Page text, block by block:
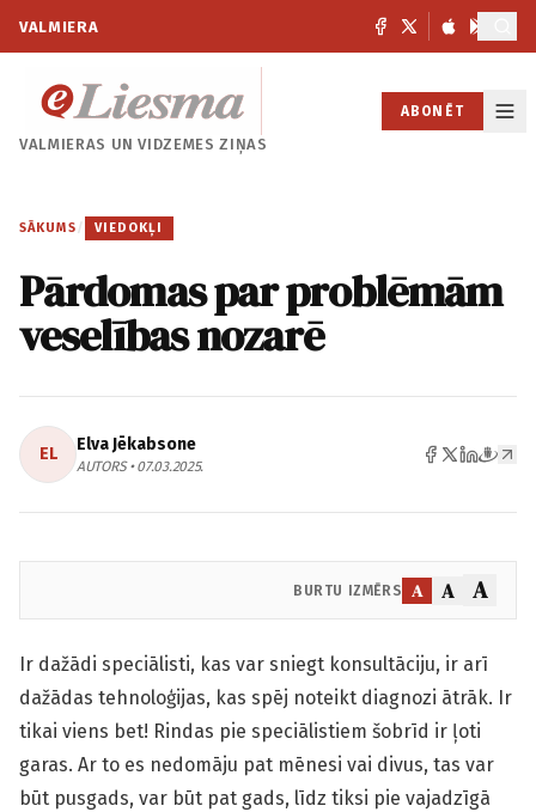
VALMIERA
VALMIERAS UNVIDZEMES ZIŅAS
ABONĒT
SĀKUMS / VIEDOKĻI
Pārdomas par problēmām
veselības nozarē
EL Elva Jēkabsone
AUTORS • 07.03.2025.
BURTU IZMĒRS A A A
Ir dažādi speciālisti, kas var sniegt konsultāciju, ir arī
dažādas tehnoloģijas, kas spēj noteikt diagnozi ātrāk. Ir
tikai viens bet! Rindas pie speciālistiem šobrīd ir ļoti
garas. Ar to es nedomāju pat mēnesi vai divus, tas var
būt pusgads, var būt pat gads, līdz tiksi pie vajadzīgā